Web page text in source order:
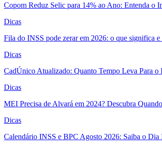
Copom Reduz Selic para 14% ao Ano: Entenda o
Dicas
Fila do INSS pode zerar em 2026: o que significa
Dicas
CadÚnico Atualizado: Quanto Tempo Leva Para
Dicas
MEI Precisa de Alvará em 2024? Descubra
Dicas
Calendário INSS e BPC Agosto 2026: Saiba o